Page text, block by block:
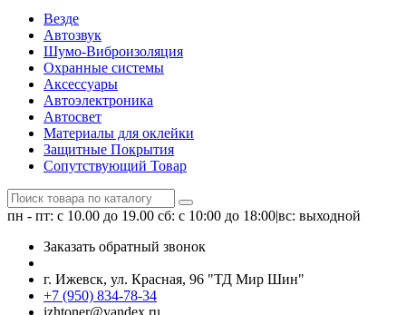
Везде
Автозвук
Шумо-Виброизоляция
Охранные системы
Аксессуары
Автоэлектроника
Автосвет
Материалы для оклейки
Защитные Покрытия
Сопутствующий Товар
пн - пт: с 10.00 до 19.00 сб: с 10:00 до 18:00|вс: выходной
Заказать обратный звонок
г. Ижевск, ул. Красная, 96 "ТД Мир Шин"
+7 (950) 834-78-34
izhtoner@yandex.ru